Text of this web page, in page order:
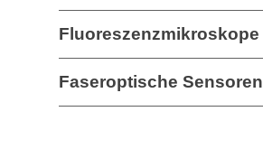
Fluoreszenzmikroskope
Faseroptische Sensoren